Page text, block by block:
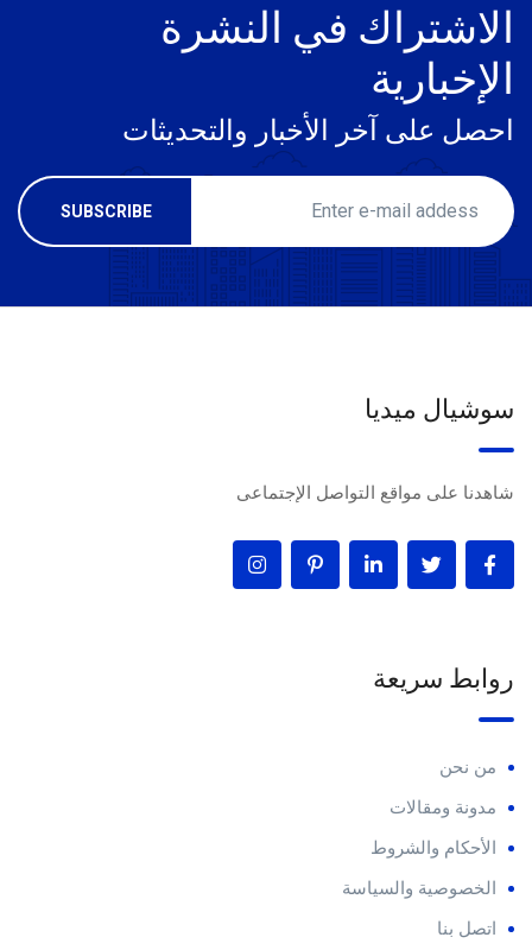
الاشتراك في النشرة
الإخبارية
احصل على آخر الأخبار والتحديثات
سوشيال ميديا
شاهدنا على مواقع التواصل الإجتماعى
روابط سريعة
من نحن
مدونة ومقالات
الأحكام والشروط
الخصوصية والسياسة
اتصل بنا